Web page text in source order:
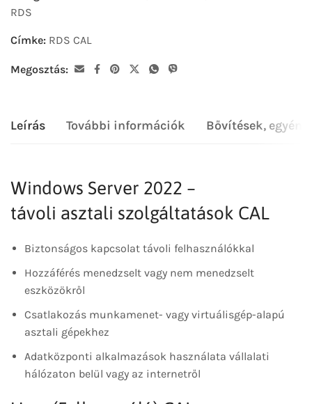
RDS
Címke: RDS CAL
Megosztás:
Leírás További információk Bővítések,
Windows Server 2022 –
távoli asztali szolgáltatások CAL
Biztonságos kapcsolat távoli felhasználókkal
Hozzáférés menedzselt vagy nem menedzselt
eszközökről
Csatlakozás munkamenet- vagy virtuálisgép-alapú
asztali gépekhez
Adatközponti alkalmazások használata vállalati
hálózaton belül vagy az internetről